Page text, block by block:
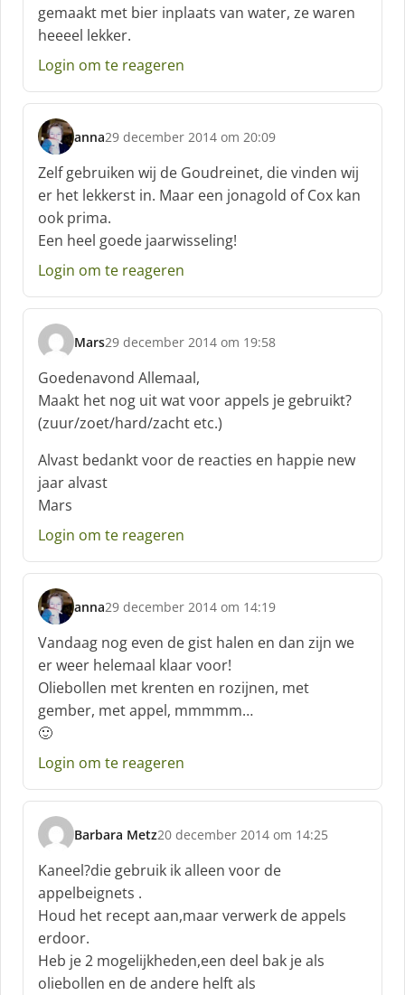
r
e
e
:
gemaakt met bier inplaats van water, ze waren
heeeel lekker.
Login om te reageren
anna
s
c
h
r
e
e
:
29 december 2014 om 20:09
Zelf gebruiken wij de Goudreinet, die vinden wij
er het lekkerst in. Maar een jonagold of Cox kan
ook prima.
Een heel goede jaarwisseling!
Login om te reageren
Mars
s
c
h
r
e
f
:
29 december 2014 om 19:58
Goedenavond Allemaal,
Maakt het nog uit wat voor appels je gebruikt?
(zuur/zoet/hard/zacht etc.)
Alvast bedankt voor de reacties en happie new
jaar alvast
Mars
Login om te reageren
anna
s
c
h
r
e
e
f
29 december 2014 om 14:19
Vandaag nog even de gist halen en dan zijn we
er weer helemaal klaar voor!
Oliebollen met krenten en rozijnen, met
gember, met appel, mmmmm…
🙂
Login om te reageren
Barbara Metz
s
c
h
r
e
e
f
20 december 2014 om 14:25
Kaneel?die gebruik ik alleen voor de
appelbeignets .
Houd het recept aan,maar verwerk de appels
erdoor.
Heb je 2 mogelijkheden,een deel bak je als
oliebollen en de andere helft als